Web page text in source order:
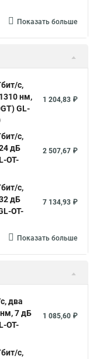
Показать больше
c,
нм,
GL-
1 204,83 ₽
c,
дБ
OT-
2 507,67 ₽
c,
дБ
OT-
7 134,93 ₽
Показать больше
два
7 дБ
OT-
1 085,60 ₽
c,